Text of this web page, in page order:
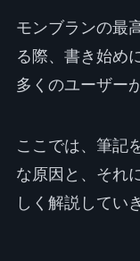
モンブランの最
る際、書き始め
多くのユーザー
ここでは、筆記
な原因と、それ
しく解説してい